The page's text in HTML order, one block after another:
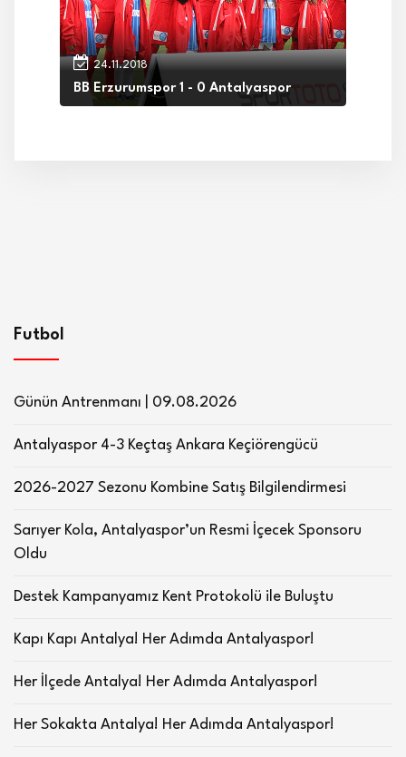
24.11.2018
BB Erzurumspor 1 - 0 Antalyaspor
Futbol
Günün Antrenmanı | 09.08.2026
Antalyaspor 4-3 Keçtaş Ankara Keçiörengücü
2026-2027 Sezonu Kombine Satış Bilgilendirmesi
Sarıyer Kola, Antalyaspor’un Resmi İçecek Sponsoru
Oldu
Destek Kampanyamız Kent Protokolü ile Buluştu
Kapı Kapı Antalya! Her Adımda Antalyaspor!
Her İlçede Antalya! Her Adımda Antalyaspor!
Her Sokakta Antalya! Her Adımda Antalyaspor!